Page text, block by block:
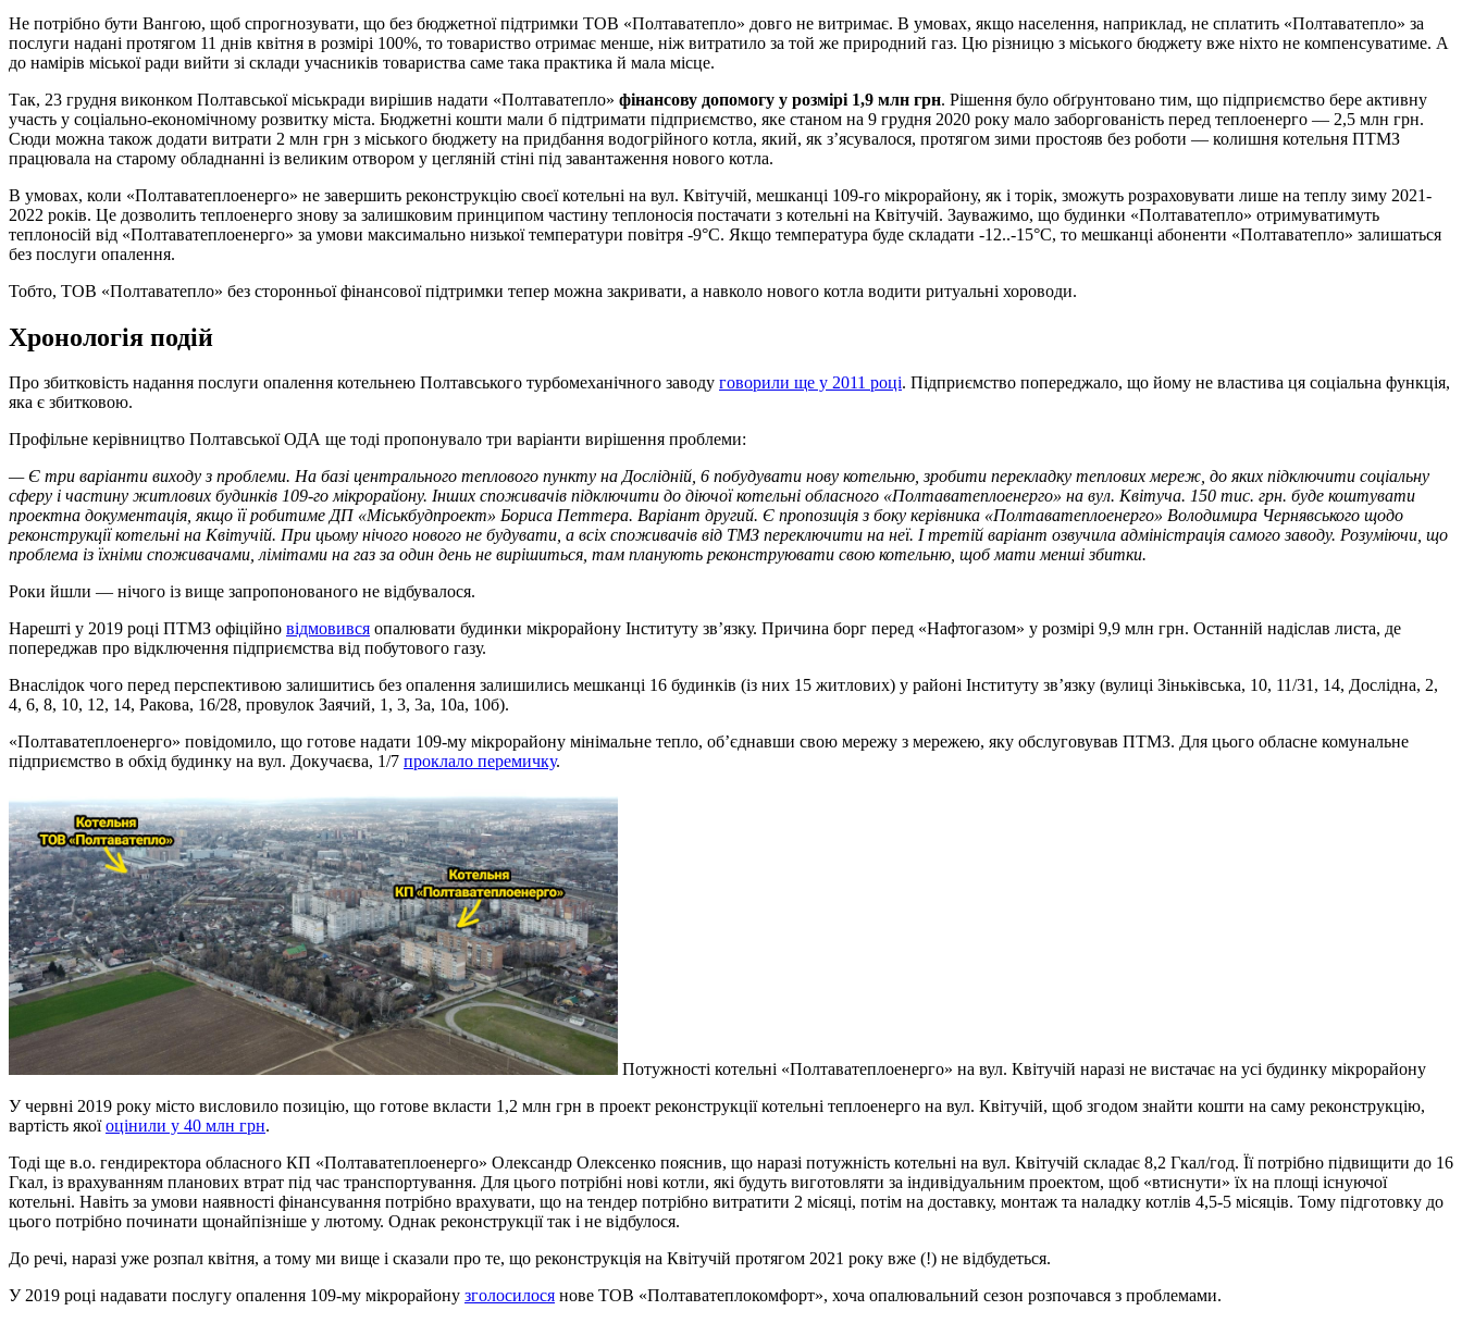
Не потрібно бути Вангою, щоб спрогнозувати, що без бюджетної підтримки ТОВ «Полтаватепло» довго не витримає. В умовах, якщо населення, наприклад, не сплатить «Полтаватепло» за
послуги надані протягом 11 днів квітня в розмірі 100%, то товариство отримає менше, ніж витратило за той же природний газ. Цю різницю з міського бюджету вже ніхто не компенсуватиме. А
до намірів міської ради вийти зі склади учасників товариства саме така практика й мала місце.
Так, 23 грудня виконком Полтавської міськради вирішив надати «Полтаватепло» фінансову допомогу у розмірі 1,9 млн грн. Рішення було обґрунтовано тим, що підприємство бере активну
участь у соціально-економічному розвитку міста. Бюджетні кошти мали б підтримати підприємство, яке станом на 9 грудня 2020 року мало заборгованість перед теплоенерго — 2,5 млн грн.
Сюди можна також додати витрати 2 млн грн з міського бюджету на придбання водогрійного котла, який, як з’ясувалося, протягом зими простояв без роботи — колишня котельня ПТМЗ
працювала на старому обладнанні із великим отвором у цегляній стіні під завантаження нового котла.
В умовах, коли «Полтаватеплоенерго» не завершить реконструкцію своєї котельні на вул. Квітучій, мешканці 109-го мікрорайону, як і торік, зможуть розраховувати лише на теплу зиму 2021-
2022 років. Це дозволить теплоенерго знову за залишковим принципом частину теплоносія постачати з котельні на Квітучій. Зауважимо, що будинки «Полтаватепло» отримуватимуть
теплоносій від «Полтаватеплоенерго» за умови максимально низької температури повітря -9°C. Якщо температура буде складати -12..-15°C, то мешканці абоненти «Полтаватепло» залишаться
без послуги опалення.
Тобто, ТОВ «Полтаватепло» без сторонньої фінансової підтримки тепер можна закривати, а навколо нового котла водити ритуальні хороводи.
Хронологія подій
Про збитковість надання послуги опалення котельнею Полтавського турбомеханічного заводу говорили ще у 2011 році. Підприємство попереджало, що йому не властива ця соціальна функція,
яка є збитковою.
Профільне керівництво Полтавської ОДА ще тоді пропонувало три варіанти вирішення проблеми:
— Є три варіанти виходу з проблеми. На базі центрального теплового пункту на Дослідній, 6 побудувати нову котельню, зробити перекладку теплових мереж, до яких підключити соціальну
сферу і частину житлових будинків 109-го мікрорайону. Інших споживачів підключити до діючої котельні обласного «Полтаватеплоенерго» на вул. Квітуча. 150 тис. грн. буде коштувати
проектна документація, якщо її робитиме ДП «Міськбудпроект» Бориса Петтера. Варіант другий. Є пропозиція з боку керівника «Полтаватеплоенерго» Володимира Чернявського щодо
реконструкції котельні на Квітучій. При цьому нічого нового не будувати, а всіх споживачів від ТМЗ переключити на неї. І третій варіант озвучила адміністрація самого заводу. Розуміючи, що
проблема із їхніми споживачами, лімітами на газ за один день не вирішиться, там планують реконструювати свою котельню, щоб мати менші збитки.
Роки йшли — нічого із вище запропонованого не відбувалося.
Нарешті у 2019 році ПТМЗ офіційно відмовився опалювати будинки мікрорайону Інституту зв’язку. Причина борг перед «Нафтогазом» у розмірі 9,9 млн грн. Останній надіслав листа, де
попереджав про відключення підприємства від побутового газу.
Внаслідок чого перед перспективою залишитись без опалення залишились мешканці 16 будинків (із них 15 житлових) у районі Інституту зв’язку (вулиці Зіньківська, 10, 11/31, 14, Дослідна, 2,
4, 6, 8, 10, 12, 14, Ракова, 16/28, провулок Заячий, 1, 3, 3а, 10а, 10б).
«Полтаватеплоенерго» повідомило, що готове надати 109-му мікрорайону мінімальне тепло, об’єднавши свою мережу з мережею, яку обслуговував ПТМЗ. Для цього обласне комунальне
підприємство в обхід будинку на вул. Докучаєва, 1/7 проклало перемичку.
Потужності котельні «Полтаватеплоенерго» на вул. Квітучій наразі не вистачає на усі будинку мікрорайону
У червні 2019 року місто висловило позицію, що готове вкласти 1,2 млн грн в проект реконструкції котельні теплоенерго на вул. Квітучій, щоб згодом знайти кошти на саму реконструкцію,
вартість якоїоцінили у 40 млн грн.
Тоді ще в.о. гендиректора обласного КП «Полтаватеплоенерго» Олександр Олексенко пояснив, що наразі потужність котельні на вул. Квітучій складає 8,2 Гкал/год. Її потрібно підвищити до 16
Гкал, із врахуванням планових втрат під час транспортування. Для цього потрібні нові котли, які будуть виготовляти за індивідуальним проектом, щоб «втиснути» їх на площі існуючої
котельні. Навіть за умови наявності фінансування потрібно врахувати, що на тендер потрібно витратити 2 місяці, потім на доставку, монтаж та наладку котлів 4,5-5 місяців. Тому підготовку до
цього потрібно починати щонайпізніше у лютому. Однак реконструкції так і не відбулося.
До речі, наразі уже розпал квітня, а тому ми вище і сказали про те, що реконструкція на Квітучій протягом 2021 року вже (!) не відбудеться.
У 2019 році надавати послугу опалення 109-му мікрорайону зголосилося нове ТОВ «Полтаватеплокомфорт», хоча опалювальний сезон розпочався з проблемами.